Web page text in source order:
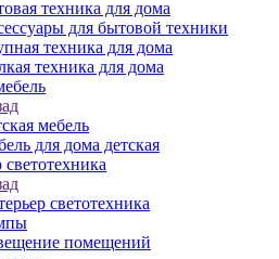
техника для дома
для бытовой техники
техника для дома
техника для дома
мебель
для дома детская
светотехника
помещений